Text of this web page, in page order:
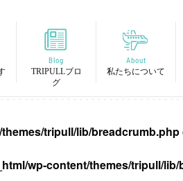
Blog
TRIPULLブロ
グ
About
私たちについて
tripull/lib/breadcrumb.php
wp-content/themes/tripull/